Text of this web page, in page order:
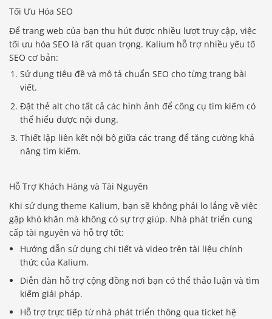
Tối Ưu Hóa SEO
Để trang web của bạn thu hút được nhiều lượt truy cập, việc
tối ưu hóa SEO là rất quan trọng. Kalium hỗ trợ nhiều yếu tố
SEO cơ bản:
Sử dụng tiêu đề và mô tả chuẩn SEO cho từng trang bài
viết.
Đặt thẻ alt cho tất cả các hình ảnh để công cụ tìm kiếm có
thể hiểu được nội dung.
Thiết lập liên kết nội bộ giữa các trang để tăng cường khả
năng tìm kiếm.
Hỗ Trợ Khách Hàng và Tài Nguyên
Khi sử dụng theme Kalium, bạn sẽ không phải lo lắng về việc
gặp khó khăn mà không có sự trợ giúp. Nhà phát triển cung
cấp tài nguyên và hỗ trợ tốt:
Hướng dẫn sử dụng chi tiết và video trên tài liệu chính
thức của Kalium.
Diễn đàn hỗ trợ cộng đồng nơi bạn có thể thảo luận và tìm
kiếm giải pháp.
Hỗ trợ trực tiếp từ nhà phát triển thông qua ticket hệ